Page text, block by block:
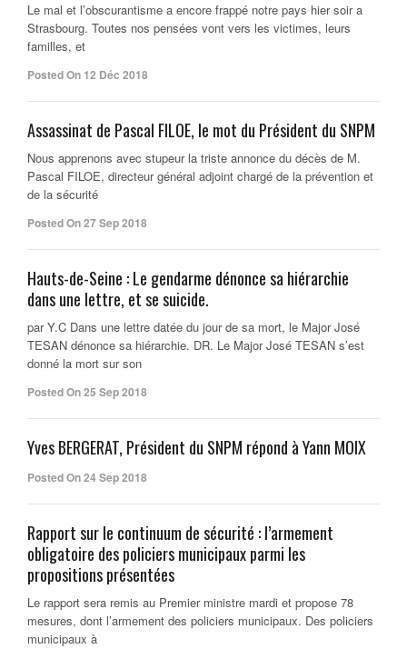
Le mal et l’obscurantisme a encore frappé notre pays hier soir a
Strasbourg. Toutes nos pensées vont vers les victimes, leurs
familles, et
Posted On 12 Déc 2018
Assassinat de Pascal FILOE, le mot du Président du SNPM
Nous apprenons avec stupeur la triste annonce du décès de M.
Pascal FILOE, directeur général adjoint chargé de la prévention et
de la sécurité
Posted On 27 Sep 2018
Hauts-de-Seine : Le gendarme dénonce sa hiérarchie
dans une lettre, et se suicide.
par Y.C Dans une lettre datée du jour de sa mort, le Major José
TESAN dénonce sa hiérarchie. DR. Le Major José TESAN s’est
donné la mort sur son
Posted On 25 Sep 2018
Yves BERGERAT, Président du SNPM répond à Yann MOIX
Posted On 24 Sep 2018
Rapport sur le continuum de sécurité : l’armement
obligatoire des policiers municipaux parmi les
propositions présentées
Le rapport sera remis au Premier ministre mardi et propose 78
mesures, dont l’armement des policiers municipaux. Des policiers
municipaux à